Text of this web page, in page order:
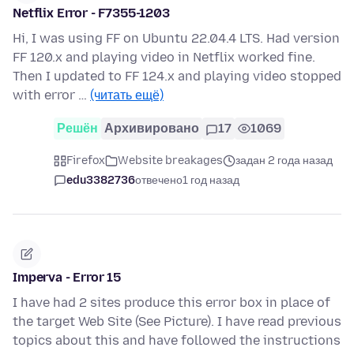
Netflix Error - F7355-1203
Hi, I was using FF on Ubuntu 22.04.4 LTS. Had version
FF 120.x and playing video in Netflix worked fine.
Then I updated to FF 124.x and playing video stopped
with error … (читать ещё)
Решён Архивировано 17 1069
Firefox Website breakages
задан 2 года назад
edu3382736отвечено1 год назад
Imperva - Error 15
I have had 2 sites produce this error box in place of
the target Web Site (See Picture). I have read previous
topics about this and have followed the instructions